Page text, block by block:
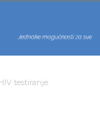
testiranje